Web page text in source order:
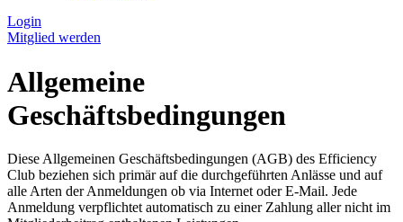
Login
Mitglied werden
Allgemeine
Geschäftsbedingungen
Diese Allgemeinen Geschäftsbedingungen (AGB) des Efficiency
Club beziehen sich primär auf die durchgeführten Anlässe und auf
alle Arten der Anmeldungen ob via Internet oder E-Mail. Jede
Anmeldung verpflichtet automatisch zu einer Zahlung aller nicht im